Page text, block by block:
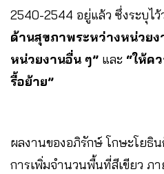
2540-2544 อยู่แล้ว ซึ่งระบุไว้
ด้านสุขภาพระหว่างหน่วย
หน่วยงานอื่น ๆ” และ “ให้ค
รื้อย้าย”
ผลงานของอภิรักษ์ โกษะโยธิ
การเพิ่มจำนวนพื้นที่สีเขียว ภา